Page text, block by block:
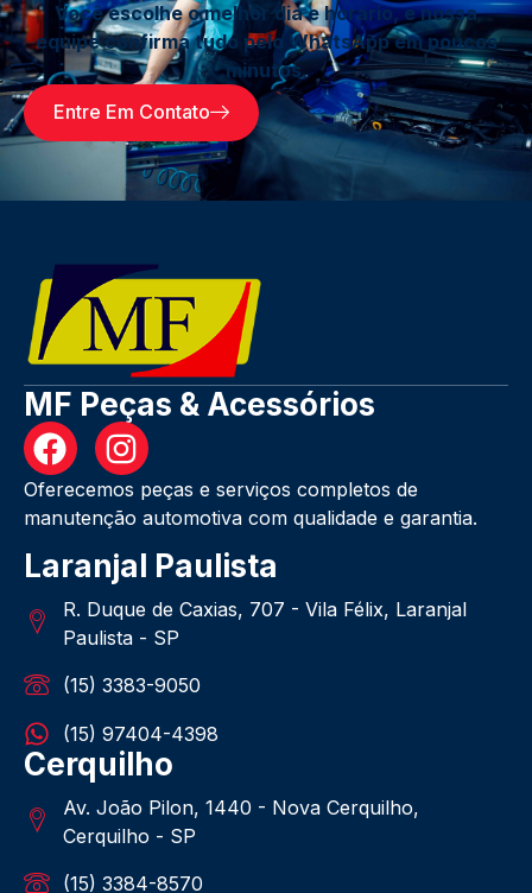
Você escolhe o melhor dia e horário, e nossa
equipe confirma tudo pelo WhatsApp em poucos
minutos.
Entre Em Contato
MF Peças & Acessórios
Oferecemos peças e serviços completos de
manutenção automotiva com qualidade e garantia.
Laranjal Paulista
R. Duque de Caxias, 707 - Vila Félix, Laranjal
Paulista - SP
(15) 3383-9050
(15) 97404-4398
Cerquilho
Av. João Pilon, 1440 - Nova Cerquilho,
Cerquilho - SP
(15) 3384-8570